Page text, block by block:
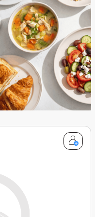
размера сковороды.